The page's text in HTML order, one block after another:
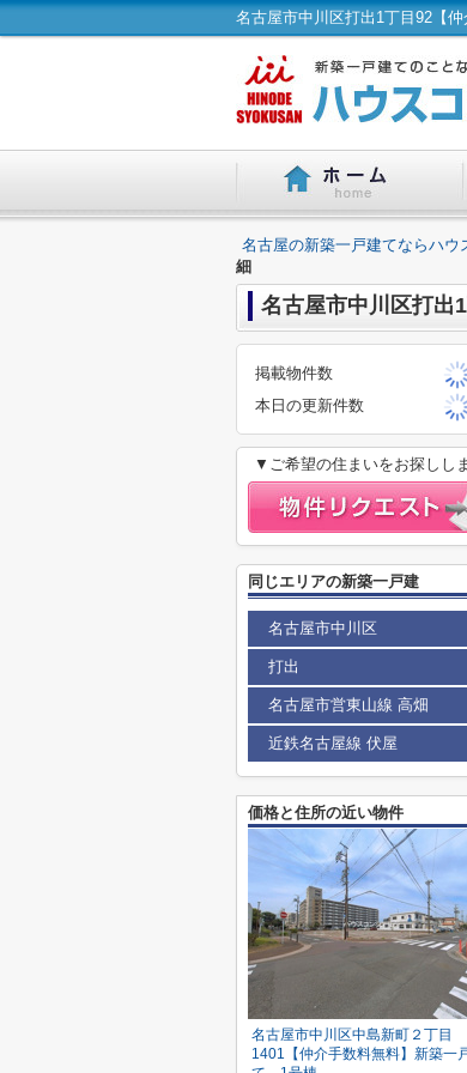
名古屋の新築一戸建てならハ
細
名古屋市中川区打
掲載物件数
本日の更新件数
▼ご希望の住まいをお探しし
同じエリアの新築一戸建
名古屋市中川区
打出
名古屋市営東山線 高畑
近鉄名古屋線 伏屋
価格と住所の近い物件
名古屋市中川区中島新町２丁目
1401【仲介手数料無料】新築一